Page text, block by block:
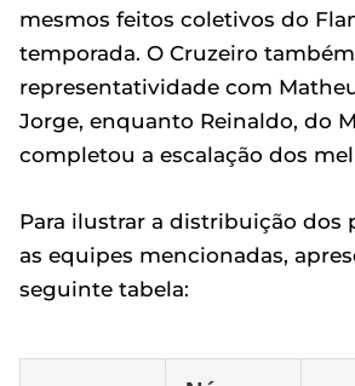
mesmos feitos coletivos do
temporada. O Cruzeiro
representatividade com
Jorge, enquanto Reinaldo, do
completou a escalação dos
Para ilustrar a distribuição dos
as equipes mencionadas,
seguinte tabela: